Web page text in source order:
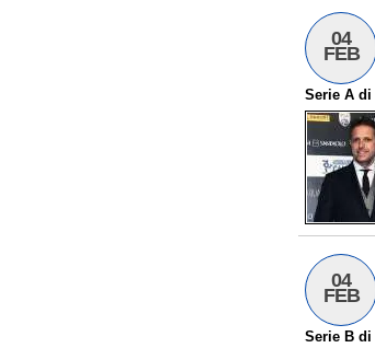
04
FEB
Serie A di
04
FEB
Serie B di